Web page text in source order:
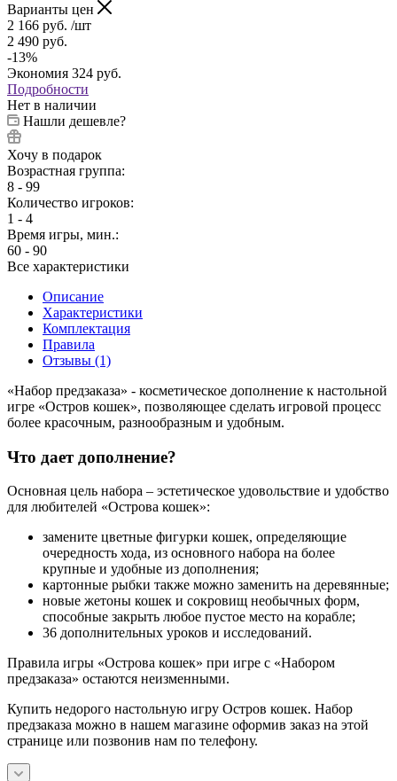
Варианты цен
2 166 руб. /шт
2 490 руб.
-13%
Экономия 324 руб.
Подробности
Нет в наличии
Нашли дешевле?
Хочу в подарок
Возрастная группа:
8 - 99
Количество игроков:
1 - 4
Время игры, мин.:
60 - 90
Все характеристики
Описание
Характеристики
Комплектация
Правила
Отзывы (1)
«Набор предзаказа» - косметическое дополнение к настольной
игре «Остров кошек», позволяющее сделать игровой процесс
более красочным, разнообразным и удобным.
Что дает дополнение?
Основная цель набора – эстетическое удовольствие и удобство
для любителей «Острова кошек»:
замените цветные фигурки кошек, определяющие
очередность хода, из основного набора на более
крупные и удобные из дополнения;
картонные рыбки также можно заменить на деревянные;
новые жетоны кошек и сокровищ необычных форм,
способные закрыть любое пустое место на корабле;
36 дополнительных уроков и исследований.
Правила игры «Острова кошек» при игре с «Набором
предзаказа» остаются неизменными.
Купить недорого настольную игру Остров кошек. Набор
предзаказа можно в нашем магазине оформив заказ на этой
странице или позвонив нам по телефону.